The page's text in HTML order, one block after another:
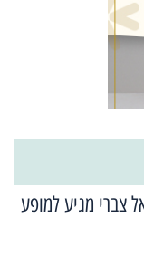
צברי מגיע למופע